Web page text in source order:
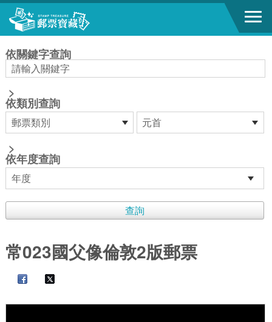
跳到主要內容區塊
依關鍵字查詢
>
依類別查詢
>
依年度查詢
常023國父像倫敦2版郵票